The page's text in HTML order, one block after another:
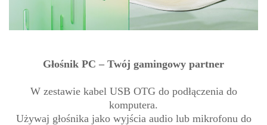
Głośnik PC – Twój gamingowy partner
W zestawie kabel USB OTG do podłączenia do
komputera.
Używaj głośnika jako wyjścia audio lub mikrofonu do